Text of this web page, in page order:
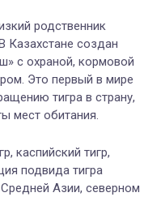
родственник
Казахстане создан
с охраной, кормовой
Это первый в мире
тигра в страну,
мест обитания.
каспийский тигр,
подвида тигра
Азии, северном